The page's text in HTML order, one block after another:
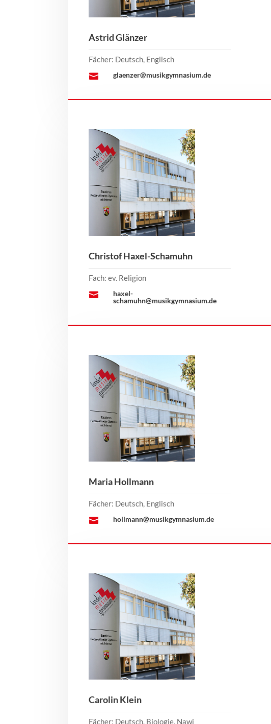
Astrid Glänzer
Fächer: Deutsch, Englisch

glaenzer@musikgymnasium.de
Christof Haxel-Schamuhn
Fach: ev. Religion

haxel-
schamuhn@musikgymnasium.de
Maria Hollmann
Fächer: Deutsch, Englisch

hollmann@musikgymnasium.de
Carolin Klein
Fächer: Deutsch, Biologie, Nawi